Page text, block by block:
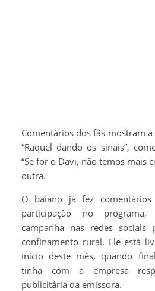
Comentários dos fãs mostram
“Raquel dando os sinais”,
“Se for o Davi, não temos mais
outra.
O baiano já fez
participação no
campanha nas redes
confinamento rural. Ele está
início deste mês, quando
tinha com a empresa
publicitária da emissora.